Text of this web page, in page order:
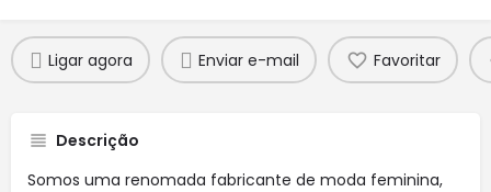
Ligar agora Enviar e-mail Favoritar
Descrição
Somos uma renomada fabricante de moda feminina,